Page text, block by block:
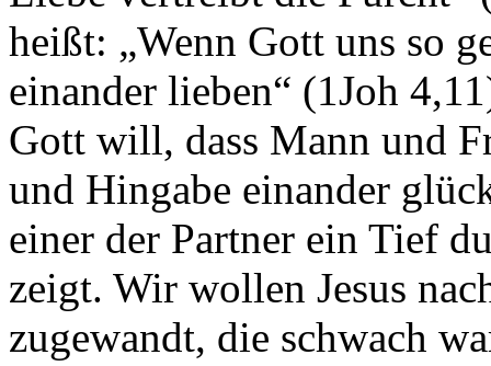
heißt: „Wenn Gott uns so
einander lieben“ (1Joh
Gott will, dass Mann und
und Hingabe einander
einer der Partner ein Tief
zeigt. Wir wollen Jesus
zugewandt, die schwach